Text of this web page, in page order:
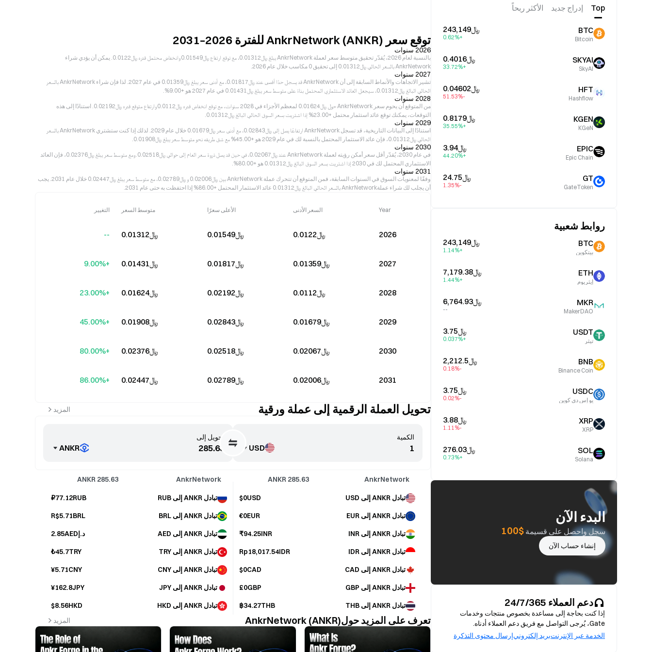
Top إدراج جديد الأكثر ربحاً
BTC
Bitcoin
﷼‎243,149
+0.62%
SKYAI
SkyAI
﷼‎0.4016
+33.72%
HFT
Hashflow
﷼‎0.04602
-51.53%
KGEN
KGeN
﷼‎0.8179
+35.55%
EPIC
Epic Chain
﷼‎3.94
+44.20%
GT
GateToken
﷼‎24.75
-1.35%
روابط شعبية
BTC
بيتكوين
﷼‎243,149
+1.14%
ETH
إيثريوم
﷼‎7,179.38
+1.44%
MKR
MakerDAO
﷼‎6,764.93
--
USDT
تيثر
﷼‎3.75
+0.037%
BNB
Binance Coin
﷼‎2,212.5
-0.18%
USDC
يو إس دي كوين
﷼‎3.75
-0.02%
XRP
XRP
﷼‎3.88
-1.11%
SOL
Solana
﷼‎276.03
+0.73%
البدء الآن
سجل واحصل على قسيمة $100
إنشاء حساب الآن
دعم العملاء 24/7/365
إذا كنت بحاجة إلى مساعدة بخصوص منتجات وخدمات
Gate، يُرجى التواصل مع فريق دعم العملاء أدناه.
الخدمة عبر الإنترنتبريد إلكترونيإرسال محتوى التذكرة
توقع سعر AnkrNetwork (ANKR) للفترة 2026–2031
2026 سنوات
بالنسبة لعام 2026، يُقدّر تحقيق متوسط سعر لعملة AnkrNetwork يبلغ ﷼‎0.01312، مع توقع ارتفاع ﷼‎0.01549 وانخفاض محتمل قدره ﷼‎0.0122. يمكن أن يؤدي شراء
AnkrNetwork بالسعر الحالي ﷼‎0.01312 إلى تحقيق 0 مكاسب خلال عام 2026.
2027 سنوات
تشير الاتجاهات والأنماط السابقة إلى أن AnkrNetwork قد يسجل حدًا أقصى عند ﷼‎0.01817، مع أدنى سعر يبلغ ﷼‎0.01359 في عام 2027. لذا فإن شراء AnkrNetwork بالسعر
الحالي البالغ ﷼‎0.01312، سيجعل العائد الاستثماري المحتمل بناءً على متوسط سعر يبلغ ﷼‎0.01431 في عام 2027 هو +9.00%.
2028 سنوات
من المتوقع أن يحوم سعر AnkrNetwork حول ﷼‎0.01624 لمعظم الأجزاء في 2028 سنوات، مع توقع انخفاض قدره ﷼‎0.0112 وارتفاع متوقع قدره ﷼‎0.02192. استنادًا إلى هذه
التوقعات، يمكنك توقع عائد استثمار محتمل +23.00% إذا اشتريت بسعر السوق الحالي البالغ ﷼‎0.01312.
2029 سنوات
استنادًا إلى البيانات التاريخية، قد تسجل AnkrNetwork ارتفاعًا يصل إلى ﷼‎0.02843، مع أدنى سعر ﷼‎0.01679 خلال عام 2029. لذلك إذا كنت ستشتري AnkrNetwork بالسعر
الحالي ﷼‎0.01312، فإن عائد الاستثمار المحتمل بالنسبة لك في عام 2029 هو +45.00% مع شق طريقه نحو متوسط سعر يبلغ ﷼‎0.01908.
2030 سنوات
في عام 2030، يُقدّر أقل سعر أمكن رؤيته لعملة AnkrNetwork عند ﷼‎0.02067، في حين قد يصل ذروة سعر العام إلى حوالي ﷼‎0.02518. ومع متوسط سعر يبلغ ﷼‎0.02376، فإن العائد
الاستثماري المحتمل لك في 2030 إذا اشتريت بسعر السوق البالغ ﷼‎0.01312 هو +80.00%.
2031 سنوات
وفقًا لمعنويات السوق في السنوات السابقة، فمن المتوقع أن تتحرك عملة AnkrNetwork بين ﷼‎0.02006 و ﷼‎0.02789، مع متوسط سعر يبلغ ﷼‎0.02447 خلال عام 2031. يجب
أن يجلب لك شراء عملةAnkrNetwork بالسعر الحالي البالغ ﷼‎0.01312 عائد الاستثمار المحتمل +86.00% إذا احتفظت به حتى عام 2031.
Year السعر الأدنى الأعلى سعرًا متوسط السعر التغيير
2026 ﷼‎0.0122 ﷼‎0.01549 ﷼‎0.01312 --
2027 ﷼‎0.01359 ﷼‎0.01817 ﷼‎0.01431 +9.00%
2028 ﷼‎0.0112 ﷼‎0.02192 ﷼‎0.01624 +23.00%
2029 ﷼‎0.01679 ﷼‎0.02843 ﷼‎0.01908 +45.00%
2030 ﷼‎0.02067 ﷼‎0.02518 ﷼‎0.02376 +80.00%
2031 ﷼‎0.02006 ﷼‎0.02789 ﷼‎0.02447 +86.00%
تحويل العملة الرقمية إلى عملة ورقية المزيد
تحويل إلى
ANKR
الكمية
USD
AnkrNetwork
285.63
ANKR
تبادل ANKR إلى USD $0USD
تبادل ANKR إلى EUR €0EUR
تبادل ANKR إلى INR ₹94.25INR
تبادل ANKR إلى IDR Rp18,017.54IDR
تبادل ANKR إلى CAD $0CAD
تبادل ANKR إلى GBP £0GBP
تبادل ANKR إلى THB ฿34.27THB
AnkrNetwork
285.63
ANKR
تبادل ANKR إلى RUB ₽77.12RUB
تبادل ANKR إلى BRL R$5.71BRL
تبادل ANKR إلى AED د.إ2.85AED
تبادل ANKR إلى TRY ₺45.7TRY
تبادل ANKR إلى CNY ¥5.71CNY
تبادل ANKR إلى JPY ¥162.8JPY
تبادل ANKR إلى HKD $8.56HKD
تعرف على المزيد حولAnkrNetwork (ANKR) المزيد